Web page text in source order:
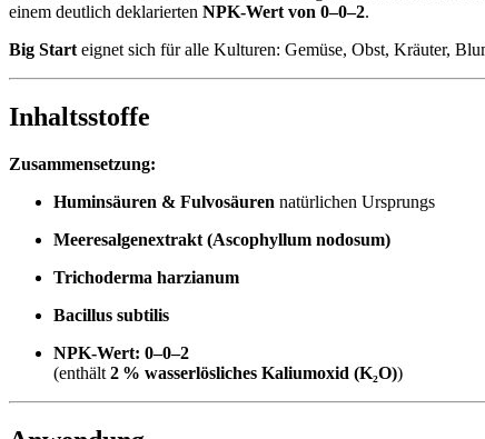
einem deutlich deklarierten NPK-Wert von 0–0–2.
Big Start eignet sich für alle Kulturen: Gemüse, Obst, Kräuter,
Inhaltsstoffe
Zusammensetzung:
Huminsäuren & Fulvosäuren natürlichen Ursprungs
Meeresalgenextrakt (Ascophyllum nodosum)
Trichoderma harzianum
Bacillus subtilis
NPK-Wert: 0–0–2
(enthält 2 % wasserlösliches Kaliumoxid (K₂O))